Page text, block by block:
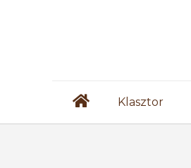
Klasztor